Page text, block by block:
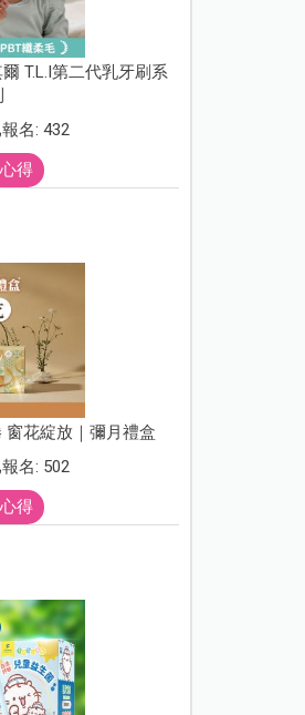
T.L.I第二代乳牙刷系
名: 432
得
窗花綻放｜彌月禮盒
名: 502
得